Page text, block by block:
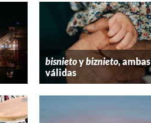
bisnietoybiznieto, ambas
válidas